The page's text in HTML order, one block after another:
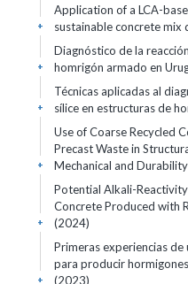
Application of a LCA-
sustainable concrete mix
+
Diagnóstico de la
homrigón armado en
+
Técnicas aplicadas al
sílice en estructuras de
+
Use of Coarse Recycled
Precast Waste in
Mechanical and
+
Potential Alkali-
Concrete Produced with
(2024)
+
Primeras experiencias
para producir
(2023)
+